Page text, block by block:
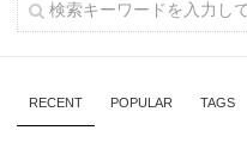
RECENT POPULAR TAGS